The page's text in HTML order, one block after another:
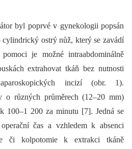
byl poprvé v gynekologii popsán
cylindrický ostrý nůž, který se zavádí
je možné intraabdominálně
extrahovat tkáň bez nutnosti
incizí (obr. 1).
o různých průměrech (12–20 mm)
100–1 200 za minutu [7]. Jedná se
čas a vzhledem k absenci
či kolpotomie k extrakci tkáně